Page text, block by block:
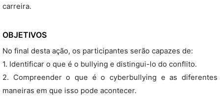
carreira.
OBJETIVOS
No final desta ação, os participantes serão capazes de:
1. Identificar o que é o bullying e distingui-lo do conflito.
2. Compreender o que é o cyberbullying e as diferentes
maneiras em que isso pode acontecer.